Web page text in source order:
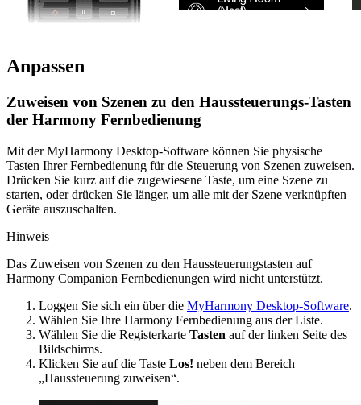
Anpassen
Zuweisen von Szenen zu den Haussteuerungs-Tasten
der Harmony Fernbedienung
Mit der MyHarmony Desktop-Software können Sie physische
Tasten Ihrer Fernbedienung für die Steuerung von Szenen zuweisen.
Drücken Sie kurz auf die zugewiesene Taste, um eine Szene zu
starten, oder drücken Sie länger, um alle mit der Szene verknüpften
Geräte auszuschalten.
Hinweis
Das Zuweisen von Szenen zu den Haussteuerungstasten auf
Harmony Companion Fernbedienungen wird nicht unterstützt.
Loggen Sie sich ein über die MyHarmony Desktop-Software.
Wählen Sie Ihre Harmony Fernbedienung aus der Liste.
Wählen Sie die Registerkarte Tasten auf der linken Seite des
Bildschirms.
Klicken Sie auf die Taste Los! neben dem Bereich
„Haussteuerung zuweisen“.